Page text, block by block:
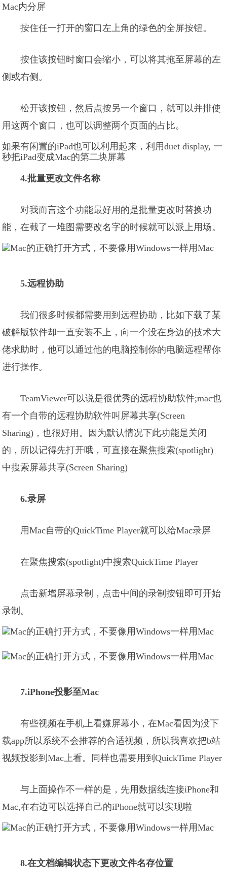
Mac内分屏
按住任一打开的窗口左上角的绿色的全屏按钮。
按住该按钮时窗口会缩小，可以将其拖至屏幕的左
侧或右侧。
松开该按钮，然后点按另一个窗口，就可以并排使
用这两个窗口，也可以调整两个页面的占比。
如果有闲置的iPad也可以利用起来，利用duet display, 一
秒把iPad变成Mac的第二块屏幕
4.批量更改文件名称
对我而言这个功能最好用的是批量更改时替换功
能，在截了一堆图需要改名字的时候就可以派上用场。
5.远程协助
我们很多时候都需要用到远程协助，比如下载了某
破解版软件却一直安装不上，向一个没在身边的技术大
佬求助时，他可以通过他的电脑控制你的电脑远程帮你
进行操作。
TeamViewer可以说是很优秀的远程协助软件;mac也
有一个自带的远程协助软件叫屏幕共享(Screen
Sharing)，也很好用。因为默认情况下此功能是关闭
的，所以记得先打开哦，可直接在聚焦搜索(spotlight)
中搜索屏幕共享(Screen Sharing)
6.录屏
用Mac自带的QuickTime Player就可以给Mac录屏
在聚焦搜索(spotlight)中搜索QuickTime Player
点击新增屏幕录制，点击中间的录制按钮即可开始
录制。
7.iPhone投影至Mac
有些视频在手机上看嫌屏幕小，在Mac看因为没下
载app所以系统不会推荐的合适视频，所以我喜欢把b站
视频投影到Mac上看。同样也需要用到QuickTime Player
与上面操作不一样的是，先用数据线连接iPhone和
Mac,在右边可以选择自己的iPhone就可以实现啦
8.在文档编辑状态下更改文件名存位置